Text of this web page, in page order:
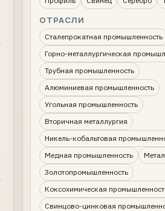
ОТРАСЛИ
Сталепрокатная промышленность
Горно-металлургическая
Трубная промышленность
Алюминиевая промышленность
Угольная промышленность
Вторичная металлургия
Никель-кобальтовая
Медная промышленность
Золотопромышленность
Коксохимическая
Свинцово-цинковая